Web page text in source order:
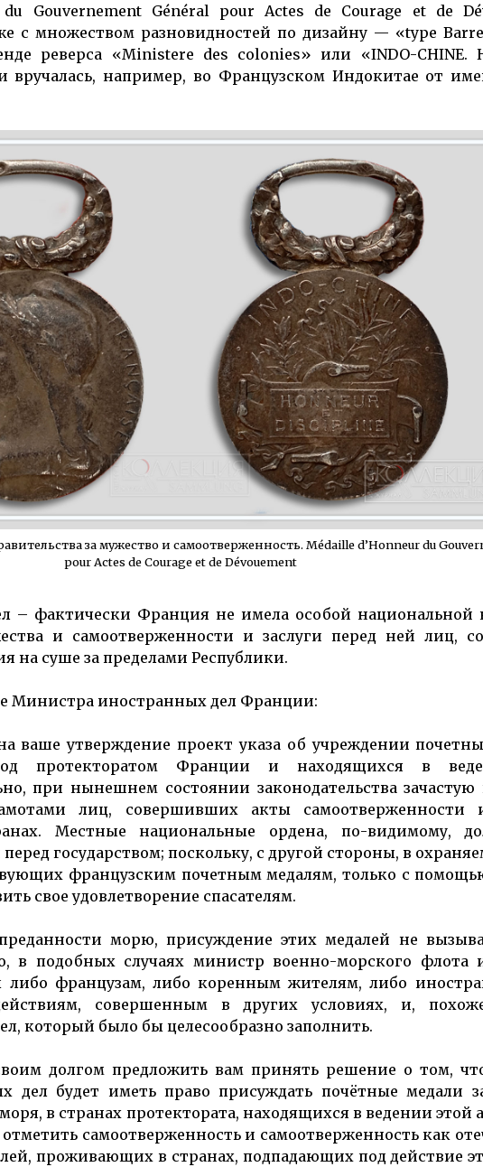
Gouver­nement Géné­ral pour Actes de Courage et de
с множеством разновидностей по дизайну — «type
реверса «Ministere des colonies» или «INDO-CHINE.
и вручалась, например, во Фран­цузском Индокитае от
за муже­ство и само­отвержен­ность. Médaille d’Honneur du
pour Actes de Courage et de Dévouement
– фактически Франция не имела особой национальной
и самоотверженности и заслуги перед ней лиц,
на суше за пределами Республики.
Министра иностранных дел Франции:
ваше утверждение проект указа об учреждении
протекторатом Франции и находящихся в
при нынешнем состоянии законодательства
лиц, совершивших акты самоотверженности
Местные национальные ордена, по-видимому,
перед государством; поскольку, с другой стороны, в
французским почетным медалям, только с
свое удовлетворение спасателям.
морю, присуждение этих медалей не
в подобных случаях министр военно-морского флота
либо французам, либо коренным жителям, либо
совершенным в других условиях, и,
который было бы целесообразно заполнить.
долгом предложить вам принять решение о том,
дел будет иметь право присуждать почётные медали
в странах протектората, нахо­дящих­ся в ведении
само­отвер­жен­ность и само­отвер­жен­ность как
прожи­ваю­щих в стра­нах, подпадающих под действие